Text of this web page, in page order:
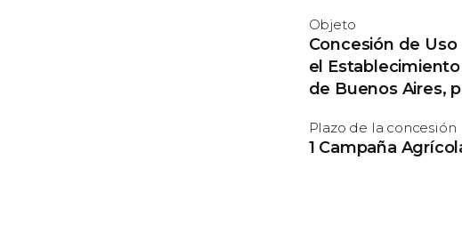
Objeto
Concesión de Uso
el
de Buenos Aires,
Plazo de la concesión
1 Campaña